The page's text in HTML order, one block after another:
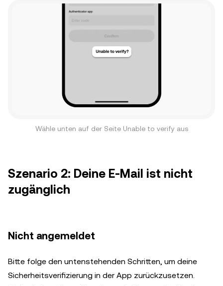
Wähle unten auf der Seite Unable to verify aus
Szenario 2: Deine E-Mail ist nicht
zugänglich
Nicht angemeldet
Bitte folge den untenstehenden Schritten, um deine
Sicherheitsverifizierung in der App zurückzusetzen.